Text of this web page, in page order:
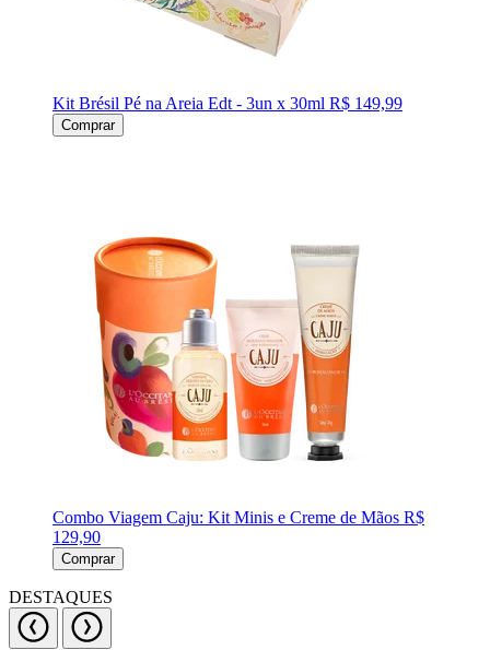
Kit Brésil Pé na Areia Edt - 3un x 30ml R$ 149,99
Comprar
Combo Viagem Caju: Kit Minis e Creme de Mãos R$
129,90
Comprar
DESTAQUES